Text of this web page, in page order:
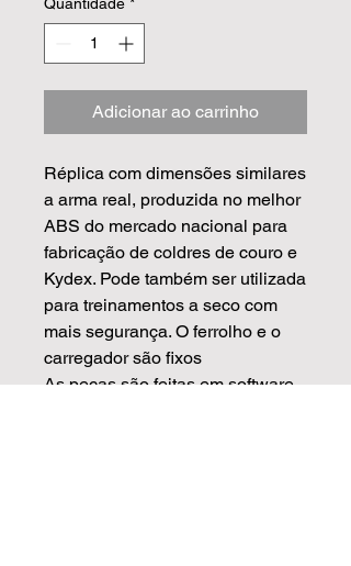
Adicionar ao carrinho
Réplica com dimensões similares
a arma real, produzida no melhor
ABS do mercado nacional para
fabricação de coldres de couro e
Kydex. Pode também ser utilizada
para treinamentos a seco com
mais segurança. O ferrolho e o
carregador são fixos
As peças são feitas em software